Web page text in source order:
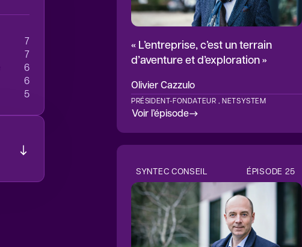
7
7
6
6
5
« L’entreprise, c’est un terrain
d’aventure et d’exploration »
OlivierCazzulo
PRÉSIDENT-FONDATEUR , NETSYSTEM
Voir l’épisode
SYNTEC CONSEIL ÉPISODE 25